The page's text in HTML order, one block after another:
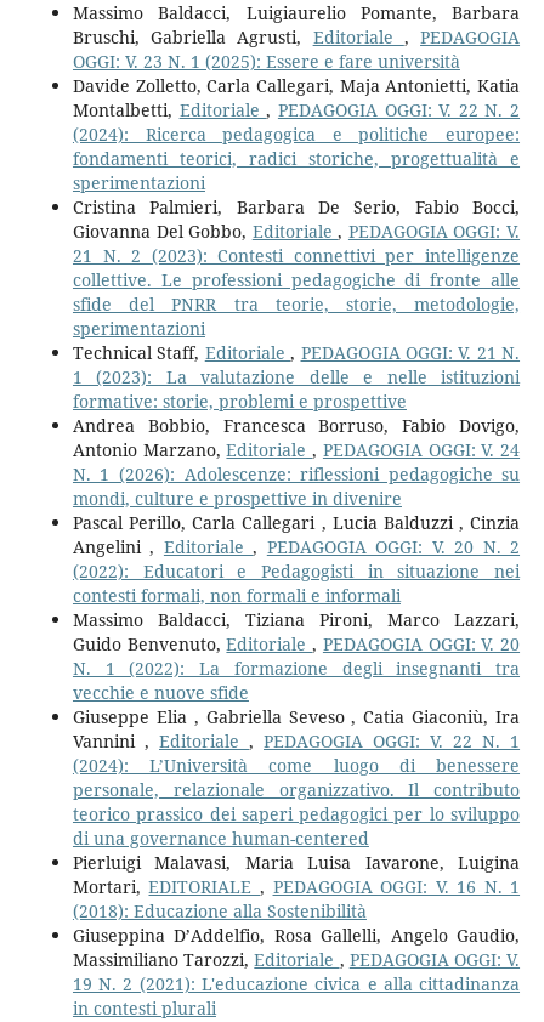
Massimo Baldacci, Luigiaurelio Pomante, Barbara
Bruschi, Gabriella Agrusti, Editoriale ,PEDAGOGIA
OGGI: V. 23 N. 1 (2025): Essere e fare università
Davide Zolletto, Carla Callegari, Maja Antonietti, Katia
Montalbetti, Editoriale, PEDAGOGIA OGGI: V. 22 N. 2
(2024): Ricerca pedagogica e politiche europee:
fondamenti teorici, radici storiche, progettualità e
sperimentazioni
Cristina Palmieri, Barbara De Serio, Fabio Bocci,
Giovanna Del Gobbo, Editoriale, PEDAGOGIA OGGI: V.
21 N. 2 (2023): Contesti connettivi per intelligenze
collettive. Le professioni pedagogiche di fronte alle
sfide del PNRR tra teorie, storie, metodologie,
sperimentazioni
Technical Staff, Editoriale, PEDAGOGIA OGGI: V. 21 N.
1 (2023): La valutazione delle e nelle istituzioni
formative: storie, problemi e prospettive
Andrea Bobbio, Francesca Borruso, Fabio Dovigo,
Antonio Marzano,Editoriale, PEDAGOGIA OGGI: V. 24
N. 1 (2026): Adolescenze: riflessioni pedagogiche su
mondi, culture e prospettive in divenire
Pascal Perillo, Carla Callegari , Lucia Balduzzi , Cinzia
Angelini , Editoriale, PEDAGOGIA OGGI: V. 20 N. 2
(2022): Educatori e Pedagogisti in situazione nei
contesti formali, non formali e informali
Massimo Baldacci, Tiziana Pironi, Marco Lazzari,
Guido Benvenuto,Editoriale, PEDAGOGIA OGGI: V. 20
N. 1 (2022): La formazione degli insegnanti tra
vecchie e nuove sfide
Giuseppe Elia , Gabriella Seveso , Catia Giaconiù, Ira
Vannini , Editoriale ,PEDAGOGIA OGGI: V. 22 N. 1
(2024): L’Università come luogo di benessere
personale, relazionale organizzativo. Il contributo
teorico prassico dei saperi pedagogici per lo sviluppo
di una governance human-centered
Pierluigi Malavasi, Maria Luisa Iavarone, Luigina
Mortari,EDITORIALE , PEDAGOGIA OGGI: V. 16 N. 1
(2018): Educazione alla Sostenibilità
Giuseppina D’Addelfio, Rosa Gallelli, Angelo Gaudio,
Massimiliano Tarozzi,Editoriale , PEDAGOGIA OGGI: V.
19 N. 2 (2021): L'educazione civica e alla cittadinanza
in contesti plurali